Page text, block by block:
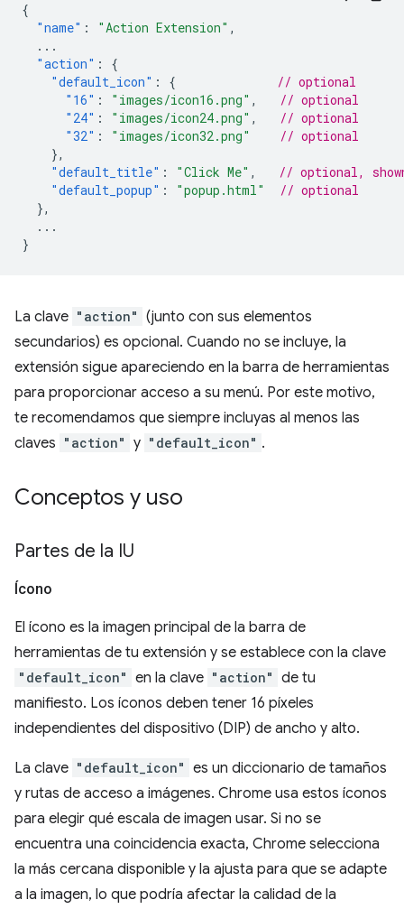
{
"name" : "Action Extension" ,
...
"action" :
{
"default_icon" : {
// optional
"16" : "images/icon16.png" ,
// optional
"24" : "images/icon24.png" ,
// optional
"32" : "images/icon32.png"
// optional
},
"default_title" : "Click Me" ,
// optional,
"default_popup" : "popup.html"
// optional
},
...
}
La clave "action" (junto con sus elementos
secundarios) es opcional. Cuando no se incluye, la
extensión sigue apareciendo en la barra de herramientas
para proporcionar acceso a su menú. Por este motivo,
te recomendamos que siempre incluyas al menos las
claves "action" y "default_icon" .
Conceptos y uso
Partes de la IU
Ícono
El ícono es la imagen principal de la barra de
herramientas de tu extensión y se establece con la clave
"default_icon" en la clave "action" de tu
manifiesto. Los íconos deben tener 16 píxeles
independientes del dispositivo (DIP) de ancho y alto.
La clave "default_icon" es un diccionario de tamaños
y rutas de acceso a imágenes. Chrome usa estos íconos
para elegir qué escala de imagen usar. Si no se
encuentra una coincidencia exacta, Chrome selecciona
la más cercana disponible y la ajusta para que se adapte
a la imagen, lo que podría afectar la calidad de la